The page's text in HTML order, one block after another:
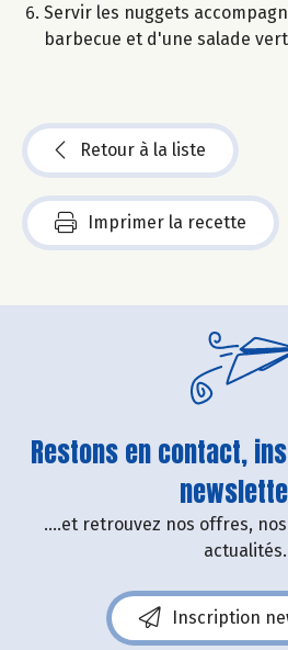
Servir les nuggets
barbecue et d'une salade
Retour à la liste
Imprimer la recette
Restons en contact,
....et retrouvez nos offres,
actualités.
Inscription